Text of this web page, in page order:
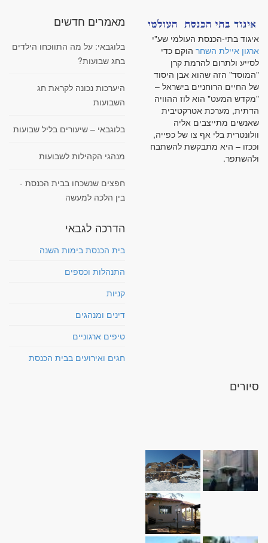
איגוד בתי-הכנסת העולמי שע"י
ארגון איילת השחר הוקם כדי
לסייע ולתרום להרמת קרן
"המוסד" הזה שהוא אבן היסוד
של החיים הרוחניים בישראל –
"מקדש המעט" הוא לוז ההוויה
הדתית, מערכת אטרקטיבית
שאנשים מתייצבים אליה
וולונטרית בלי אף צו של כפייה,
וככזו – היא מתבקשת להשתבח
ולהשתפר.
מאמרים חדשים
בלוגבאי: על מה התווכחו הילדים
בחג שבועות?
היערכות נכונה לקראת חג
השבועות
בלוגבאי – שיעורים בליל שבועות
מנהגי הקהילות לשבועות
חפצים שנשכחו בבית הכנסת -
בין הלכה למעשה
הדרכה לגבאי
בית הכנסת בימות השנה
התנהלות וכספים
קניות
דינים ומנהגים
טיפים ארגוניים
חגים ואירועים בבית הכנסת
סיורים